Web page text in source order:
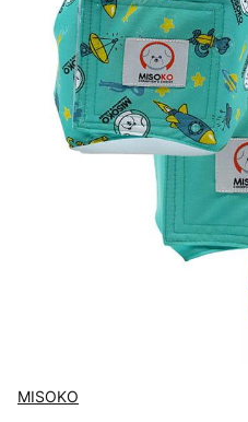
MISOKO